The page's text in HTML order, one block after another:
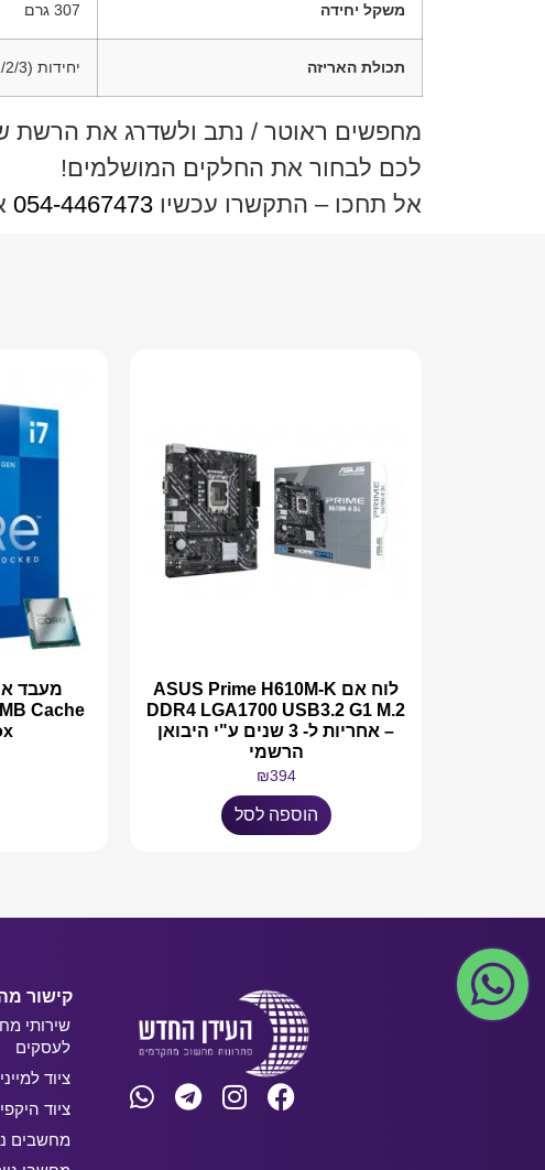
משקל יחידה 307 גרם
תכולת האריזה יחידות XD4 Plus (1/2/3), כבל רשת RJ45, ספקי כוח, ברגים, מדריך
מחפשים ראוטר / נתב ולשדרג את הרשת
לכם לבחור את החלקים המושלמים!
אל תחכו – התקשרו עכשיו 054-4467473
לוח אם ASUS Prime H610M-K
DDR4 LGA1700 USB3.2 G1 M.2
– אחריות ל- 3 שנים ע"י היבואן
הרשמי
₪394
הוספה לסל
Cache
קישור
שירותי
לעסקים
ציוד
ציוד היקפי
מחשבים